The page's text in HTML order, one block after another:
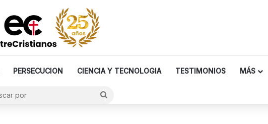
PERSECUCION CIENCIA Y TECNOLOGIA TESTIMONIOS MÁS